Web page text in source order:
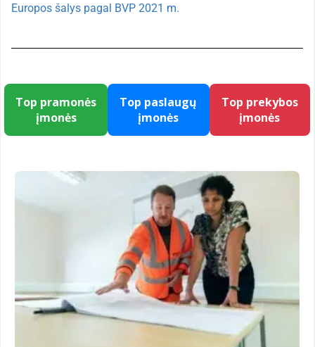
Europos šalys pagal BVP 2021 m.
Top pramonės
įmonės
Top paslaugų
įmonės
Top prekybos
įmonės